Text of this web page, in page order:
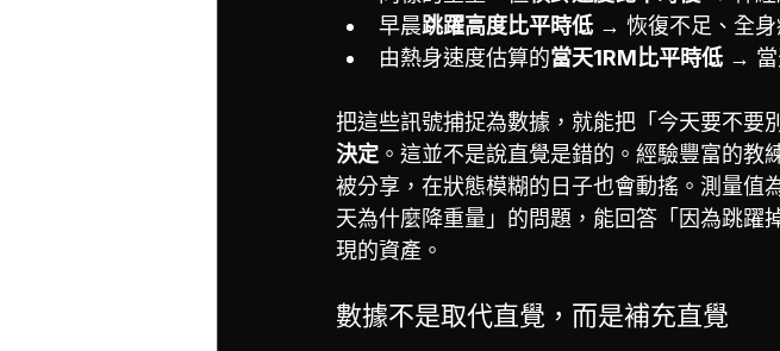
早晨跳躍高度比平時低 → 恢復不足、全
由熱身速度估算的當天1RM比平時低 → 當
把這些訊號捕捉為數據，就能把「今天要不要
決定 。這並不是說直覺是錯的。經驗豐富的
被分享，在狀態模糊的日子也會動搖。測量值
天為什麼降重量」的問題，能回答「因為跳躍
現的資產。
數據不是取代直覺，而是補充直覺